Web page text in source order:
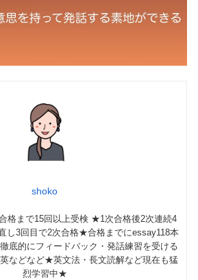
shoko
格まで15回以上受検 ★1次合格後2次連続4
し3回目で2次合格★合格までにessay118本
底的にフィードバック・発話練習を受ける
などなど★英文法・長文読解など現在も猛
烈学習中★